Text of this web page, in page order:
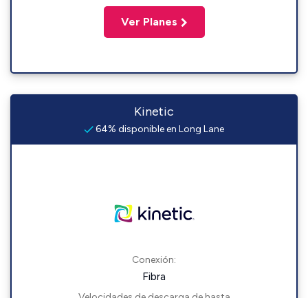
Ver Planes
Kinetic
64% disponible en Long Lane
Conexión:
Fibra